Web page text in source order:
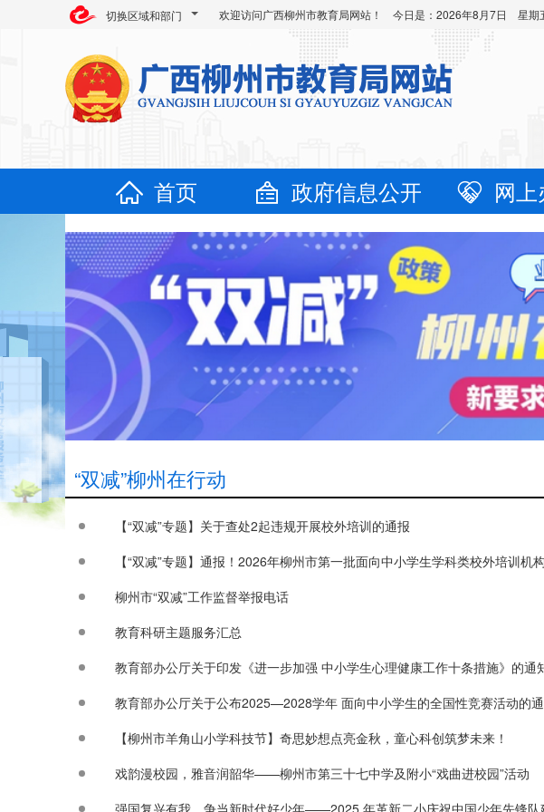
切换区域和部门 欢迎访问广西柳州市教育局网站！ 今日是： 2026年8月7日 星期
首页 政府信息公开 网
“双减”柳州在行动
【“双减”专题】关于查处2起违规开展校外培训的通报
【“双减”专题】通报！2026年柳州市第一批面向中小学生学科类校外培训机
柳州市“双减”工作监督举报电话
教育科研主题服务汇总
教育部办公厅关于印发《进一步加强 中小学生心理健康工作十条措施》的通
教育部办公厅关于公布2025—2028学年 面向中小学生的全国性竞赛活动的
【柳州市羊角山小学科技节】奇思妙想点亮金秋，童心科创筑梦未来！
戏韵漫校园，雅音润韶华——柳州市第三十七中学及附小“戏曲进校园”活动
强国复兴有我，争当新时代好少年——2025 年革新二小庆祝中国少年先锋队